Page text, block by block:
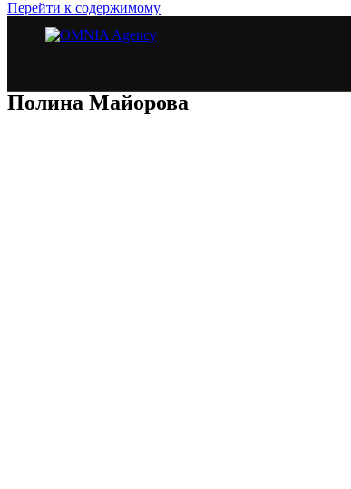
Перейти к содержимому
Полина Майорова